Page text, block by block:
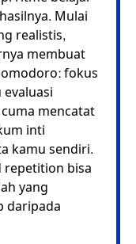
Mulai
realistis,
membuat
fokus
mencatat
inti
kamu sendiri.
repetition bisa
yang
daripada